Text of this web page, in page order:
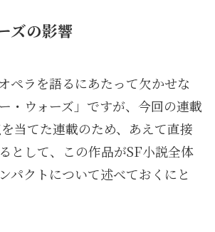
ズの影響
ペラを語るにあたって欠かせな
・ウォーズ」ですが、今回の連載
当てた連載のため、あえて直接
として、この作品がSF小説全体
パクトについて述べておくにと